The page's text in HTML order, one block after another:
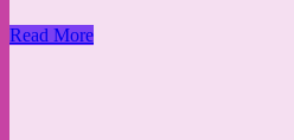
Read More